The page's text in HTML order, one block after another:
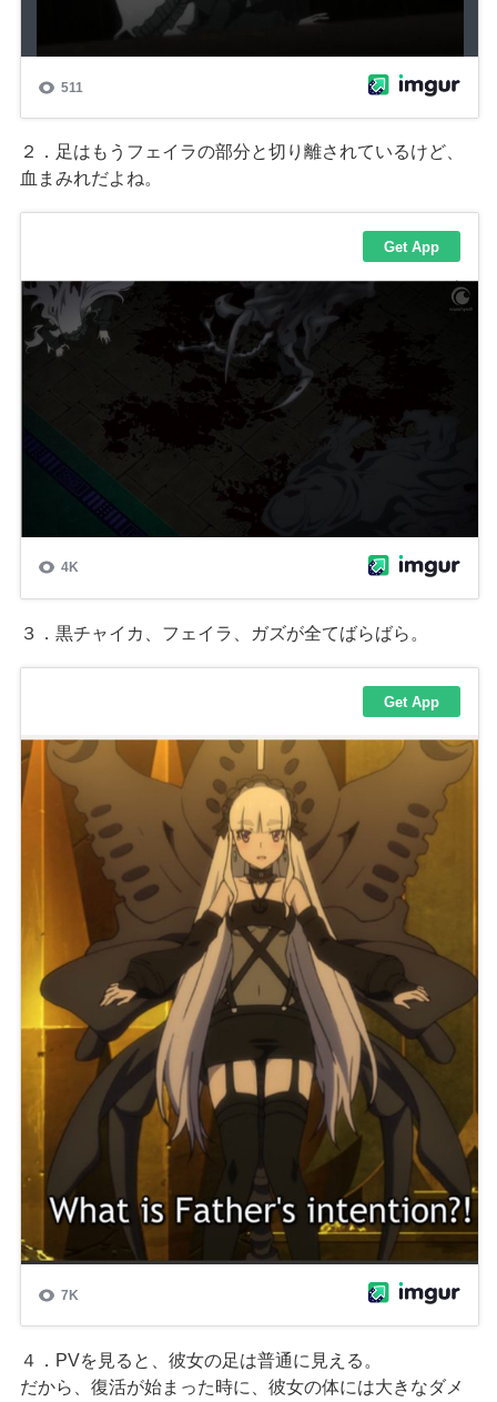
２．足はもうフェイラの部分と切り離されているけど、
血まみれだよね。
３．黒チャイカ、フェイラ、ガズが全てばらばら。
４．PVを見ると、彼女の足は普通に見える。
だから、復活が始まった時に、彼女の体には大きなダメ